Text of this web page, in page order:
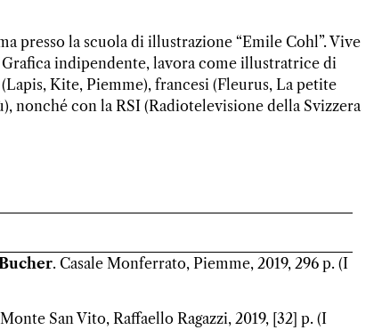
presso la scuola di illustrazione “Emile Cohl”. Vive
indipendente, lavora come illustratrice di
Kite, Piemme), francesi (Fleurus, La petite
nonché con la RSI (Radiotelevisione della Svizzera
. Casale Monferrato, Piemme, 2019, 296 p. (I
San Vito, Raffaello Ragazzi, 2019, [32] p. (I